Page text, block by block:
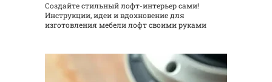
Создайте стильный лофт-интерьер сами!
Инструкции, идеи и вдохновение для
изготовления мебели лофт своими руками